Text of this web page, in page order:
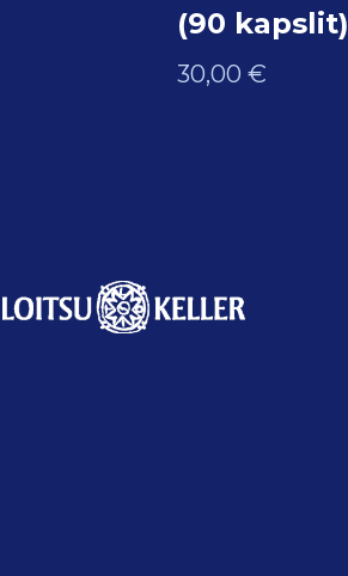
(90 kapslit)
30,00 €